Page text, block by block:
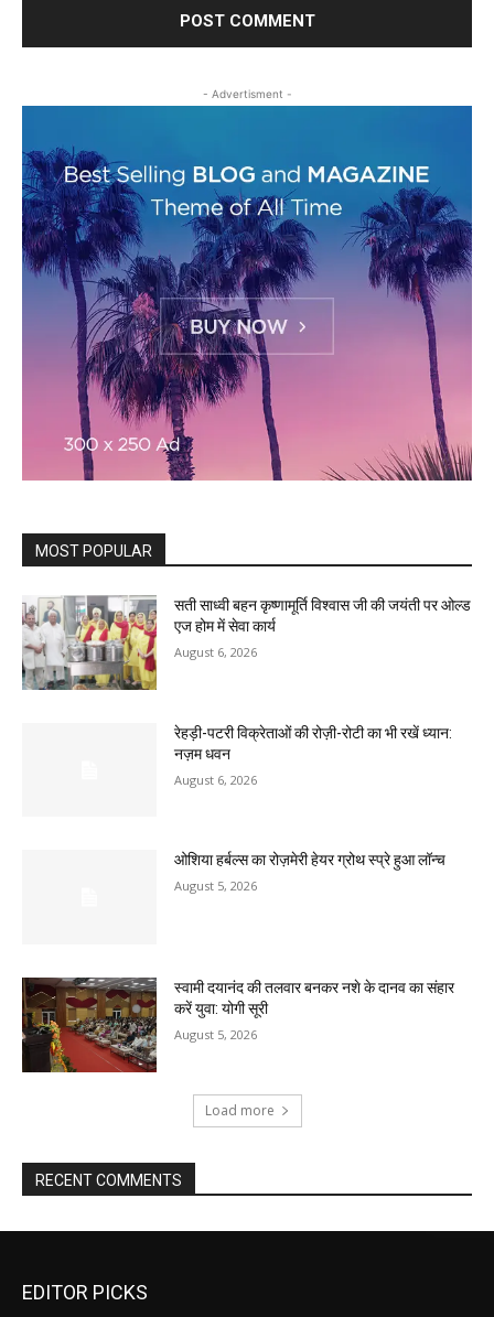
- Advertisment -
MOST POPULAR
सती साध्वी बहन कृष्णामूर्ति विश्वास जी की जयंती पर ओल्ड
एज होम में सेवा कार्य
August 6, 2026
रेहड़ी-पटरी विक्रेताओं की रोज़ी-रोटी का भी रखें ध्यान:
नज़म धवन
August 6, 2026
ओशिया हर्बल्स का रोज़मेरी हेयर ग्रोथ स्प्रे हुआ लॉन्च
August 5, 2026
स्वामी दयानंद की तलवार बनकर नशे के दानव का संहार
करें युवा: योगी सूरी
August 5, 2026
Load more
RECENT COMMENTS
EDITOR PICKS